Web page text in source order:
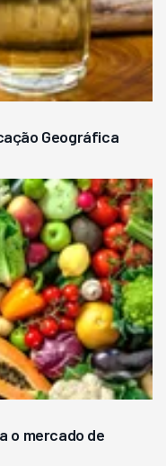
Geográfica
o mercado de